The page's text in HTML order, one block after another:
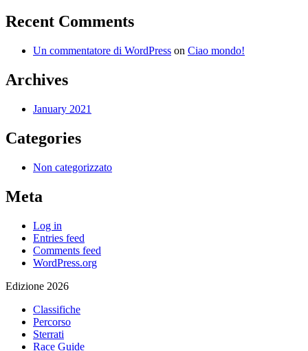
Recent Comments
Un commentatore di WordPress on Ciao mondo!
Archives
January 2021
Categories
Non categorizzato
Meta
Log in
Entries feed
Comments feed
WordPress.org
Edizione 2026
Classifiche
Percorso
Sterrati
Race Guide